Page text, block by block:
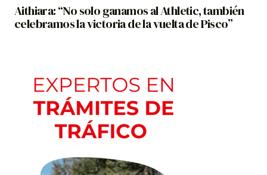
Aithiara: “No solo ganamos al Athletic, también
celebramos la victoria de la vuelta de Pisco”